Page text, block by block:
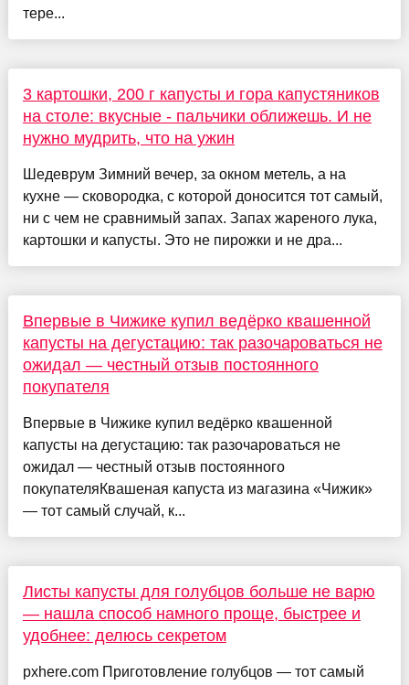
тере...
3 картошки, 200 г капусты и гора капустяников
на столе: вкусные - пальчики оближешь. И не
нужно мудрить, что на ужин
Шедеврум Зимний вечер, за окном метель, а на
кухне — сковородка, с которой доносится тот самый,
ни с чем не сравнимый запах. Запах жареного лука,
картошки и капусты. Это не пирожки и не дра...
Впервые в Чижике купил ведёрко квашенной
капусты на дегустацию: так разочароваться не
ожидал — честный отзыв постоянного
покупателя
Впервые в Чижике купил ведёрко квашенной
капусты на дегустацию: так разочароваться не
ожидал — честный отзыв постоянного
покупателяКвашеная капуста из магазина «Чижик»
— тот самый случай, к...
Листы капусты для голубцов больше не варю
— нашла способ намного проще, быстрее и
удобнее: делюсь секретом
pxhere.com Приготовление голубцов — тот самый